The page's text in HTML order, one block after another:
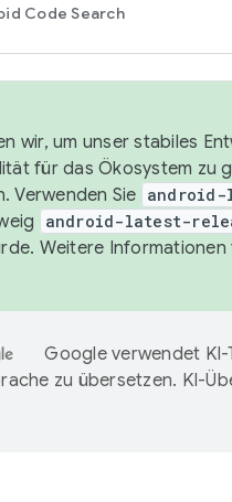
Code Search
wir, um unser stabiles
für das Ökosystem zu
Verwenden Sie
android-latest-
Weitere
Google verwendet
zu übersetzen. KI-